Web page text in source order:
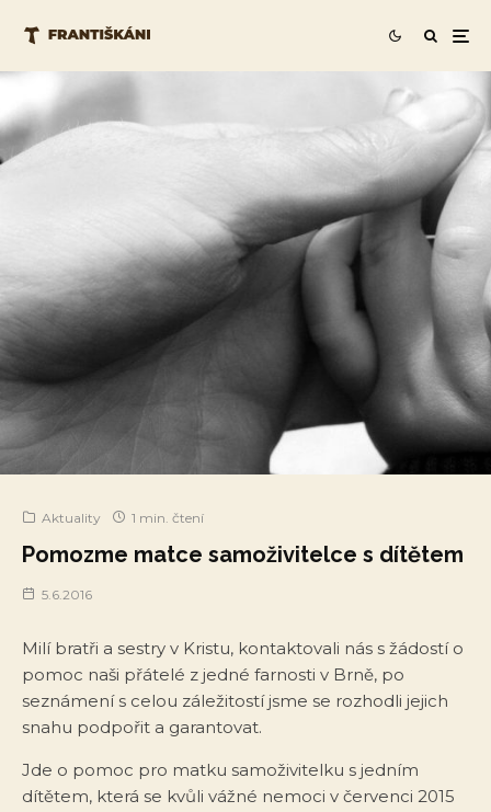
Aktuality 1 min. čtení
Pomozme matce samoživitelce s dítětem
5.6.2016
Milí bratři a sestry v Kristu, kontaktovali nás s žádostí o
pomoc naši přátelé z jedné farnosti v Brně, po
seznámení s celou záležitostí jsme se rozhodli jejich
snahu podpořit a garantovat.
Jde o pomoc pro matku samoživitelku s jedním
dítětem, která se kvůli vážné nemoci v červenci 2015